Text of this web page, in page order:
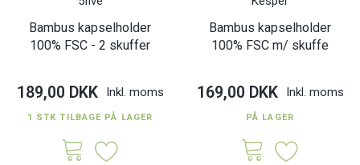
Bambus kapselholder
100% FSC - 2 skuffer
189,00 DKK Inkl. moms
1 STK TILBAGE PÅ LAGER
Bambus kapselholder
100% FSC m/ skuffe
169,00 DKK Inkl. moms
PÅ LAGER